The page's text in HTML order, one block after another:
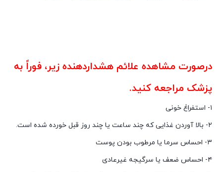
درصورت مشاهده علائم هشداردهنده زیر، فوراً به
پزشک مراجعه کنید.
۱- استفراغ خونی
۲- بالا آوردن غذایی که چند ساعت یا چند روز قبل خورده شده است.
۳- احساس سرما یا مرطوب بودن پوست
۴- احساس ضعف یا سرگیجه غیرعادی